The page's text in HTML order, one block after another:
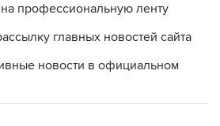
профессиональную ленту
главных новостей сайта
новости в официальном